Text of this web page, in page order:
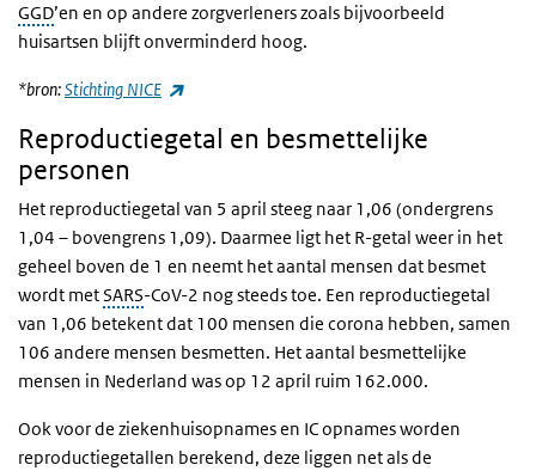
GGD’en en op andere zorgverleners zoals bijvoorbeeld
huisartsen blijft onverminderd hoog.
*bron:Stichting NICE (externe link)
Reproductiegetal en besmettelijke
personen
Het reproductiegetal van 5 april steeg naar 1,06 (ondergrens
1,04 – bovengrens 1,09). Daarmee ligt het R-getal weer in het
geheel boven de 1 en neemt het aantal mensen dat besmet
wordt metSARS-CoV-2 nog steeds toe. Een reproductiegetal
van 1,06 betekent dat 100 mensen die corona hebben, samen
106 andere mensen besmetten. Het aantal besmettelijke
mensen in Nederland was op 12 april ruim 162.000.
Ook voor de ziekenhuisopnames en IC opnames worden
reproductiegetallen berekend, deze liggen net als de